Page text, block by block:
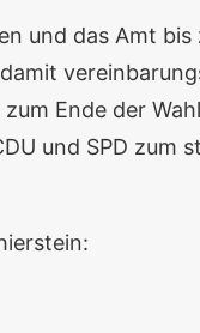
und das Amt bis
Ende der
und SPD zum